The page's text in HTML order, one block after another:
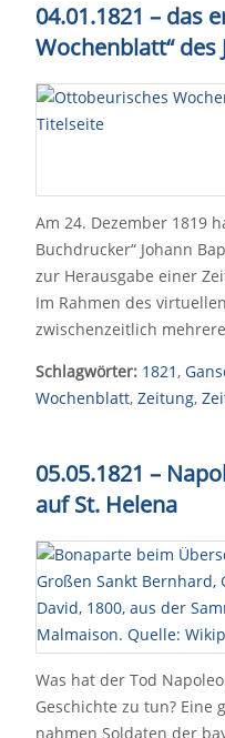
04.01.1821 – das
Wochenblatt“ des
Am 24. Dezember 1819
Buchdrucker“ Johann
zur Herausgabe einer
Im Rahmen des
zwischenzeitlich
Schlagwörter: 1821,
Wochenblatt, Zeitung,
05.05.1821 –
auf St. Helena
Was hat der Tod
Geschichte zu tun? Eine
nahmen Soldaten der